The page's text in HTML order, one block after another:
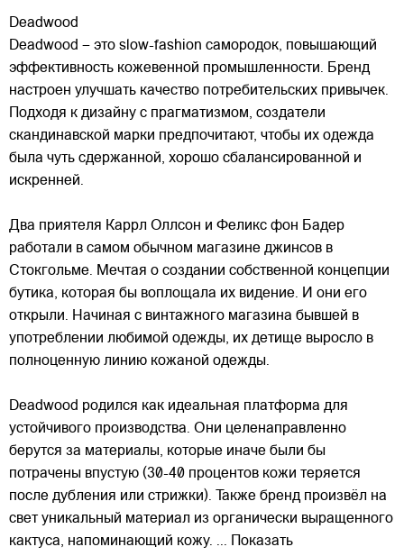
Deadwood
Deadwood – это slow-fashion самородок, повышающий
эффективность кожевенной промышленности. Бренд
настроен улучшать качество потребительских привычек.
Подходя к дизайну с прагматизмом, создатели
скандинавской марки предпочитают, чтобы их одежда
была чуть сдержанной, хорошо сбалансированной и
искренней.
Два приятеля Каррл Оллсон и Феликс фон Бадер
работали в самом обычном магазине джинсов в
Стокгольме. Мечтая о создании собственной концепции
бутика, которая бы воплощала их видение. И они его
открыли. Начиная с винтажного магазина бывшей в
употреблении любимой одежды, их детище выросло в
полноценную линию кожаной одежды.
Deadwood родился как идеальная платформа для
устойчивого производства. Они целенаправленно
берутся за материалы, которые иначе были бы
потрачены впустую (30-40 процентов кожи теряется
после дубления или стрижки). Также бренд произвёл на
свет уникальный материал из органически выращенного
кактуса, напоминающий кожу. ... Показать